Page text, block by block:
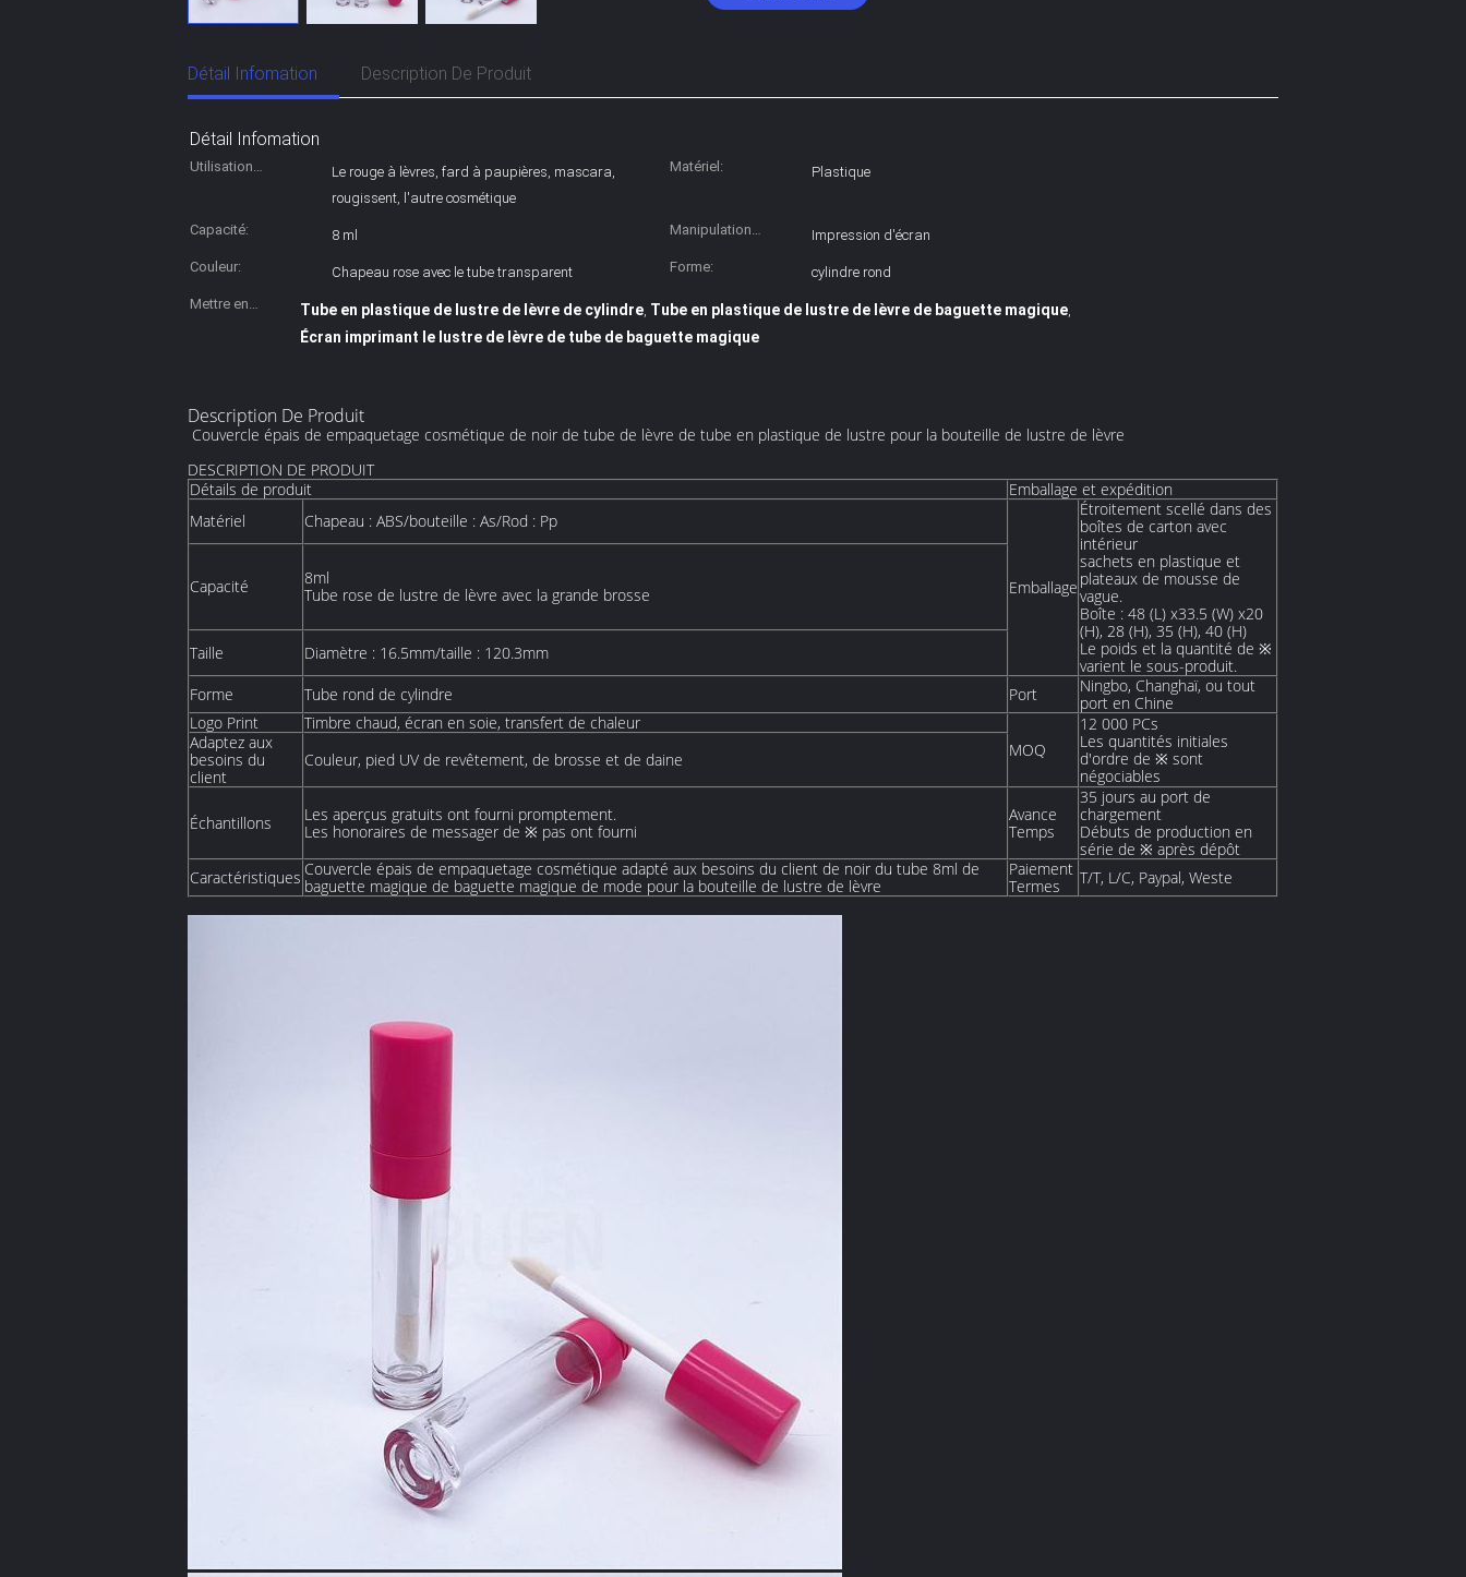
Détail Infomation Description De Produit
Détail Infomation
Utilisation
Le rouge à lèvres, fard à paupières, mascara,
rougissent, l'autre cosmétique
Matériel: Plastique
Capacité: 8 ml
Manipulation
Impression d'écran
Couleur:
Chapeau rose avec le tube transparent Forme:
cylindre rond
Mettre en
Tube en plastique de lustre de lèvre de cylindre, Tube en plastique de lustre de lèvre de baguette magique,
Écran imprimant le lustre de lèvre de tube de baguette magique
Description De Produit
Couvercle épais de empaquetage cosmétique de noir de tube de lèvre de tube en plastique de lustre pour la bouteille de lustre de lèvre
DESCRIPTION DE PRODUIT
Détails de produit
Emballage et expédition
Matériel
Chapeau : ABS/bouteille : As/Rod : Pp
Emballage
Étroitement scellé dans des
boîtes de carton avec
intérieur
sachets en plastique et
plateaux de mousse de
vague.
Boîte : 48 (L) x33.5 (W) x20
(H), 28 (H), 35 (H), 40 (H)
Le poids et la quantité de ※
varient le sous-produit.
Capacité
8ml
Tube rose de lustre de lèvre avec la grande brosse
Taille
Diamètre : 16.5mm/taille : 120.3mm
Forme
Tube rond de cylindre Port
Ningbo, Changhaï, ou tout
port en Chine
Logo Print
Timbre chaud, écran en soie, transfert de chaleur
MOQ
12 000 PCs
Les quantités initiales
d'ordre de ※ sont
négociables
Adaptez aux
besoins du
client
Couleur, pied UV de revêtement, de brosse et de daine
Échantillons
Les aperçus gratuits ont fourni promptement.
Les honoraires de messager de ※ pas ont fourni
Avance
Temps
35 jours au port de
chargement
Débuts de production en
série de ※ après dépôt
Caractéristiques Couvercle épais de empaquetage cosmétique adapté aux besoins du client de noir du tube 8ml de
baguette magique de baguette magique de mode pour la bouteille de lustre de lèvre
Paiement
Termes
T/T, L/C, Paypal, Weste